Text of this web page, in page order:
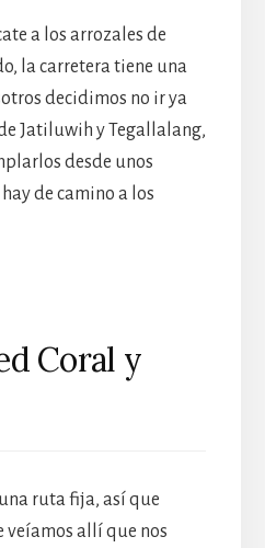
a los arrozales de
la carretera tiene una
decidimos no ir ya
Jatiluwih y Tegallalang,
desde unos
de camino a los
Coral y
ruta fija, así que
veíamos allí que nos